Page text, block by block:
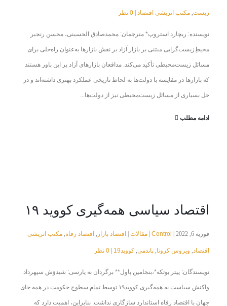
زیست, مکتب اتریشی اقتصاد 0 نظر
نویسنده: ریچارد استروپ* مترجمان: محمدصادق الحسینی، محسن رنجبر
محیط‌ِزیست‌گرایی مبتنی بر بازار آزاد بر نقش بازارها به‌عنوان راه‌حلی برای
مسائل زیست‌محیطی تأکید می‌کند. مدافعان بازارهای آزاد بر این باور هستند
که بازارها در مقایسه با دولت‌ها به لحاظ تاریخی عملکرد بهتری داشته‌اند و در
حل بسیاری از مسائل زیست‌محیطی نیز از دولت‌ها...
ادامه مطلب
اقتصاد سیاسی همه‌گیری کووید ۱۹
فوریه 6, 2022 | Control مقالات اقتصاد بازار , اقتصاد رفاه, مکتب اتریشی
اقتصاد , ویروس کرونا, پاندمی, کووید19 0 نظر
نویسندگان: پیتر بوتکه*،بنجامین پاول** برگردان به پارسی: شیدوَش سپهرداد
واکنش سیاست به همه‌گیری کووید۱۹ توسط تمام سطوح حکومت در همه جای
جهان با اقتصاد رفاه استاندارد سازگاری نداشت. بنابراین، اهمیت دارد که